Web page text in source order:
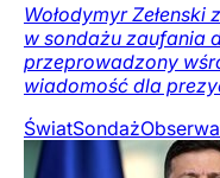
Wołodymyr
w sondażu zaufania
przeprowadzony
wiadomość dla
ŚwiatSondaż